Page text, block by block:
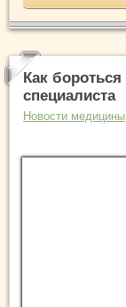
Как
специалиста
Новости медицины